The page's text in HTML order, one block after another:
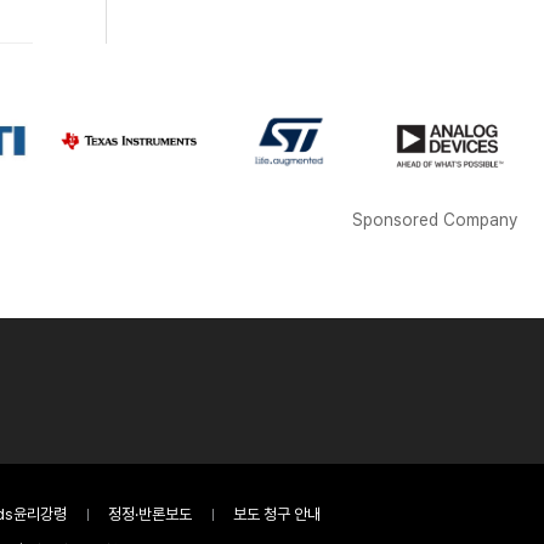
Sponsored Company
윤리강령 정정·반론보도
보도 청구 안내